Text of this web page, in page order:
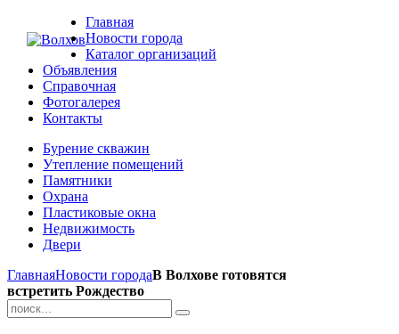
Главная
Новости города
Каталог организаций
Объявления
Справочная
Фотогалерея
Контакты
Бурение скважин
Утепление помещений
Памятники
Охрана
Пластиковые окна
Недвижимость
Двери
ГлавнаяНовости городаВ Волхове готовятся
встретить Рождество